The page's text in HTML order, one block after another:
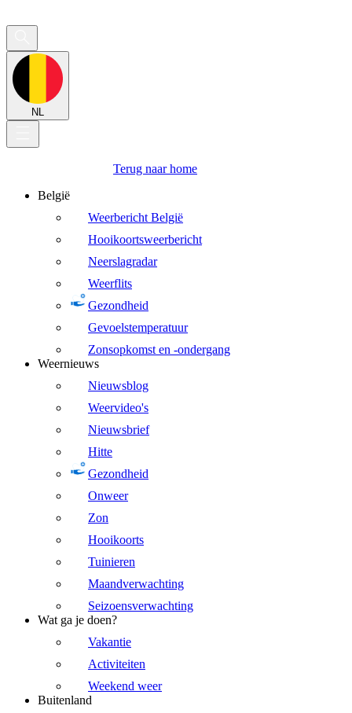
NL
Terug naar home
België
Weerbericht België
Hooikoortsweerbericht
Neerslagradar
Weerflits
Gezondheid
Gevoelstemperatuur
Zonsopkomst en -ondergang
Weernieuws
Nieuwsblog
Weervideo's
Nieuwsbrief
Hitte
Gezondheid
Onweer
Zon
Hooikoorts
Tuinieren
Maandverwachting
Seizoensverwachting
Wat ga je doen?
Vakantie
Activiteiten
Weekend weer
Buitenland